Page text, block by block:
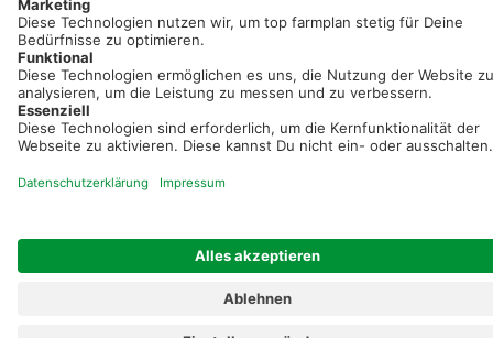
Registriere dich kostenlos!
einfach und bequem!
Kostenlos registrieren & sofort starten
Impressum Kontakt & Hilfe